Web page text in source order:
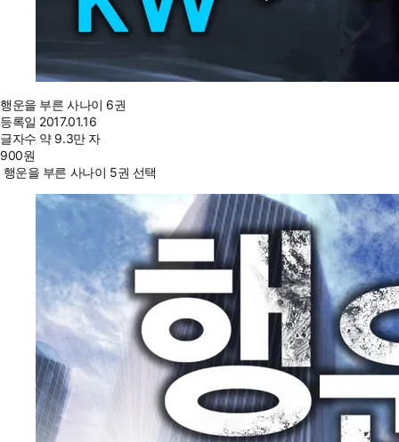
행운을 부른 사나이 6권
등록일 2017.01.16
글자수 약 9.3만 자
900원
행운을 부른 사나이 5권 선택